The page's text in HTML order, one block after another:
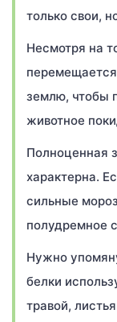
только свои,
Несмотря на
землю, чтобы
животное
Полноценная
характерна.
сильные
полудремное
Нужно
белки
травой,